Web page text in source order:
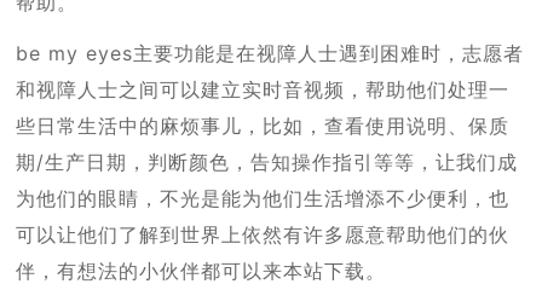
be my eyes主要功能是在视障人士遇到困难时，志愿者
和视障人士之间可以建立实时音视频，帮助他们处理一
些日常生活中的麻烦事儿，比如，查看使用说明、保质
期/生产日期，判断颜色，告知操作指引等等，让我们成
为他们的眼睛，不光是能为他们生活增添不少便利，也
可以让他们了解到世界上依然有许多愿意帮助他们的伙
伴，有想法的小伙伴都可以来本站下载。